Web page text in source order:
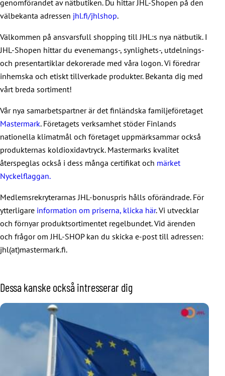
genomförandet av nätbutiken. Du hittar JHL-Shopen på den
välbekanta adressen jhl.fi/jhlshop.
Välkommen på ansvarsfull shopping till JHL:s nya nätbutik. I
JHL-Shopen hittar du evenemangs-, synlighets-, utdelnings-
och presentartiklar dekorerade med våra logon. Vi föredrar
inhemska och etiskt tillverkade produkter. Bekanta dig med
vårt breda sortiment!
Vår nya samarbetspartner är det finländska familjeföretaget
Mastermark. Företagets verksamhet stöder Finlands
nationella klimatmål och företaget uppmärksammar också
produkternas koldioxidavtryck. Mastermarks kvalitet
återspeglas också i dess många certifikat och märket
Nyckelflaggan.
Medlemsrekryterarnas JHL-bonuspris hålls oförändrade. För
ytterligare information om priserna, klicka här. Vi utvecklar
och förnyar produktsortimentet regelbundet. Vid ärenden
och frågor om JHL-SHOP kan du skicka e-post till adressen:
jhl(at)mastermark.fi.
Dessa kanske också intresserar dig